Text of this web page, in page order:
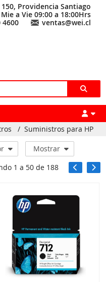
Providencia Santiago
a Vie 09:00 a 18:00Hrs
4600
ventas@wei.cl
/ Suministros para HP
Mostrar
1 a 50de 188